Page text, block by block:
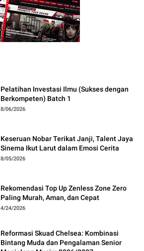
Pelatihan Investasi Ilmu (Sukses dengan
Berkompeten) Batch 1
8/06/2026
Keseruan Nobar Terikat Janji, Talent Jaya
Sinema Ikut Larut dalam Emosi Cerita
8/05/2026
Rekomendasi Top Up Zenless Zone Zero
Paling Murah, Aman, dan Cepat
4/24/2026
Reformasi Skuad Chelsea: Kombinasi
Bintang Muda dan Pengalaman Senior